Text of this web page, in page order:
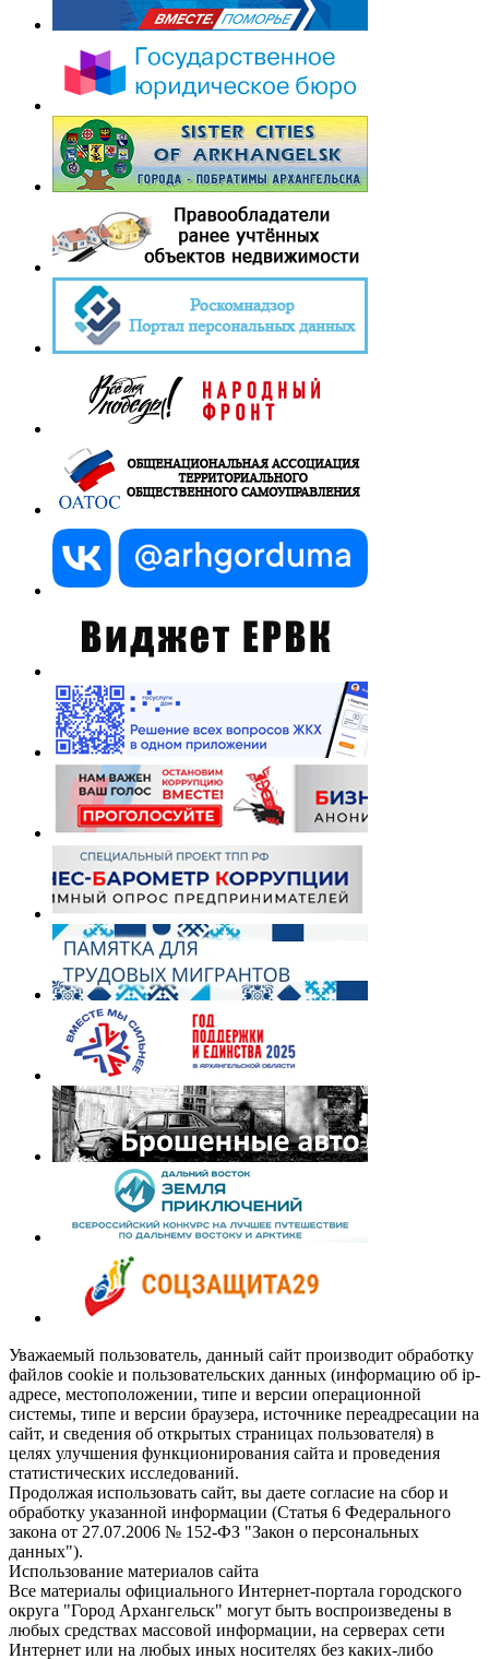
Уважаемый пользователь, данный сайт производит обработку
файлов cookie и пользовательских данных (информацию об ip-
адресе, местоположении, типе и версии операционной
системы, типе и версии браузера, источнике переадресации на
сайт, и сведения об открытых страницах пользователя) в
целях улучшения функционирования сайта и проведения
статистических исследований.
Продолжая использовать сайт, вы даете согласие на сбор и
обработку указанной информации (Статья 6 Федерального
закона от 27.07.2006 № 152-ФЗ "Закон о персональных
данных").
Использование материалов сайта
Все материалы официального Интернет-портала городского
округа "Город Архангельск" могут быть воспроизведены в
любых средствах массовой информации, на серверах сети
Интернет или на любых иных носителях без каких-либо